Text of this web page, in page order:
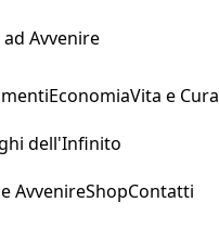
Avvenire
EconomiaVita e Cura
dell'Infinito
AvvenireShopContatti